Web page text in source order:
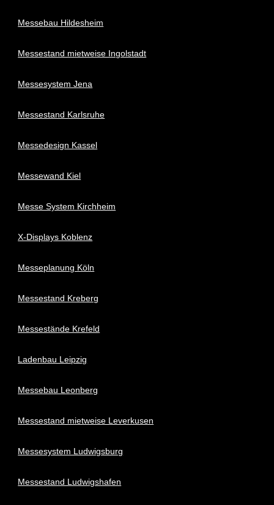
Messebau Hildesheim
Messestand mietweise Ingolstadt
Messesystem Jena
Messestand Karlsruhe
Messedesign Kassel
Messewand Kiel
Messe System Kirchheim
X-Displays Koblenz
Messeplanung Köln
Messestand Kreberg
Messestände Krefeld
Ladenbau Leipzig
Messebau Leonberg
Messestand mietweise Leverkusen
Messesystem Ludwigsburg
Messestand Ludwigshafen